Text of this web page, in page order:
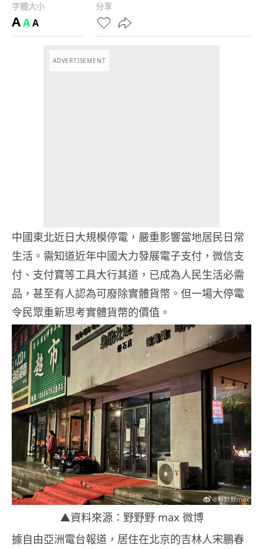
字體大小
AAA
分享
ADVERTISEMENT
中國東北近日大規模停電，嚴重影響當地居民日常
生活。需知道近年中國大力發展電子支付，微信支
付、支付寶等工具大行其道，已成為人民生活必需
品，甚至有人認為可廢除實體貨幣。但一場大停電
令民眾重新思考實體貨幣的價值。
▲資料來源：野野野 max 微博
據自由亞洲電台報道，居住在北京的吉林人宋鵬春